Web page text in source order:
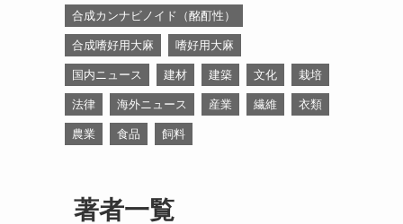
合成カンナビノイド（酩酊性）
合成嗜好用大麻 嗜好用大麻
国内ニュース 建材 建築 文化 栽培
法律 海外ニュース 産業 繊維 衣類
農業 食品 飼料
著者一覧